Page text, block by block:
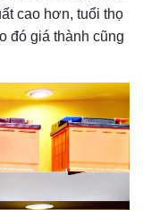
cao hơn, tuổi thọ
đó giá thành cũng